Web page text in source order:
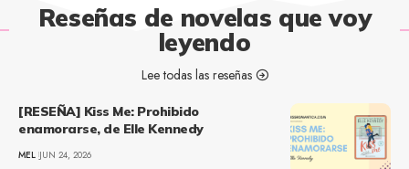
Reseñas de novelas que voy
leyendo
Lee todas las reseñas
[RESEÑA] Kiss Me: Prohibido
enamorarse, de Elle Kennedy
MEL JUN 24, 2026